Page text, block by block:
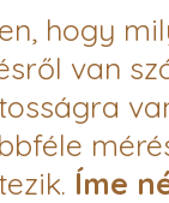
hogy
van
Íme